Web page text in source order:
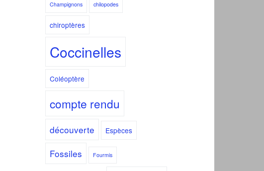
Champignons chilopodes
chiroptères
Coccinelles
Coléoptère
compte rendu
découverte Espèces
Fossiles Fourmis